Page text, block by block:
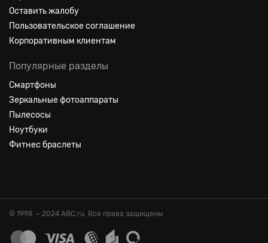
Оставить жалобу
Пользовательское соглашение
Корпоративным клиентам
Популярные разделы
Смартфоны
Зеркальные фотоаппараты
Пылесосы
Ноутбуки
Фитнес браслеты
© 1998 — 2024 ABC.ru. Все права защищены